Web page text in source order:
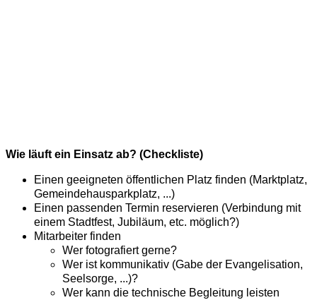
Wie läuft ein Einsatz ab? (Checkliste)
Einen geeigneten öffentlichen Platz finden (Marktplatz,
Gemeindehausparkplatz, ...)
Einen passenden Termin reservieren (Verbindung mit
einem Stadtfest, Jubiläum, etc. möglich?)
Mitarbeiter finden
Wer fotografiert gerne?
Wer ist kommunikativ (Gabe der Evangelisation,
Seelsorge, ...)?
Wer kann die technische Begleitung leisten